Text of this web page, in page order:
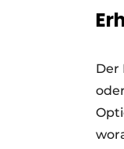
Der